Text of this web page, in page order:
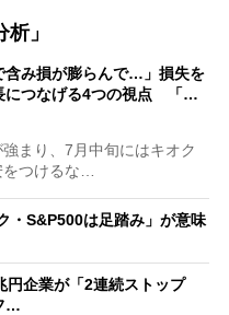
」
含み損が膨らんで…」損失を
につなげる4つの視点 「…
まり、7月中旬にはキオク
つけるな…
・S&P500は足踏み」が意味
円企業が「2連続ストップ
…